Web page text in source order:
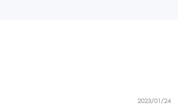
2023/01/24